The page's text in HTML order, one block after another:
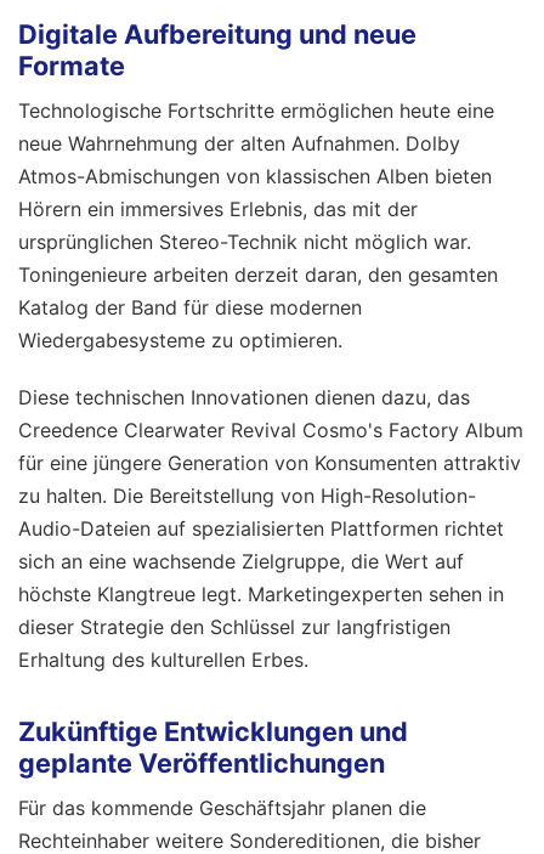
Digitale Aufbereitung und neue
Formate
Technologische Fortschritte ermöglichen heute eine
neue Wahrnehmung der alten Aufnahmen. Dolby
Atmos-Abmischungen von klassischen Alben bieten
Hörern ein immersives Erlebnis, das mit der
ursprünglichen Stereo-Technik nicht möglich war.
Toningenieure arbeiten derzeit daran, den gesamten
Katalog der Band für diese modernen
Wiedergabesysteme zu optimieren.
Diese technischen Innovationen dienen dazu, das
Creedence Clearwater Revival Cosmo's Factory Album
für eine jüngere Generation von Konsumenten attraktiv
zu halten. Die Bereitstellung von High-Resolution-
Audio-Dateien auf spezialisierten Plattformen richtet
sich an eine wachsende Zielgruppe, die Wert auf
höchste Klangtreue legt. Marketingexperten sehen in
dieser Strategie den Schlüssel zur langfristigen
Erhaltung des kulturellen Erbes.
Zukünftige Entwicklungen und
geplante Veröffentlichungen
Für das kommende Geschäftsjahr planen die
Rechteinhaber weitere Sondereditionen, die bisher